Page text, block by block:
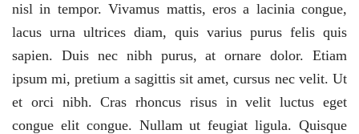
nisl in tempor. Vivamus mattis, eros a lacinia congue,
lacus urna ultrices diam, quis varius purus felis quis
sapien. Duis nec nibh purus, at ornare dolor. Etiam
ipsum mi, pretium a sagittis sit amet, cursus nec velit. Ut
et orci nibh. Cras rhoncus risus in velit luctus eget
congue elit congue. Nullam ut feugiat ligula. Quisque